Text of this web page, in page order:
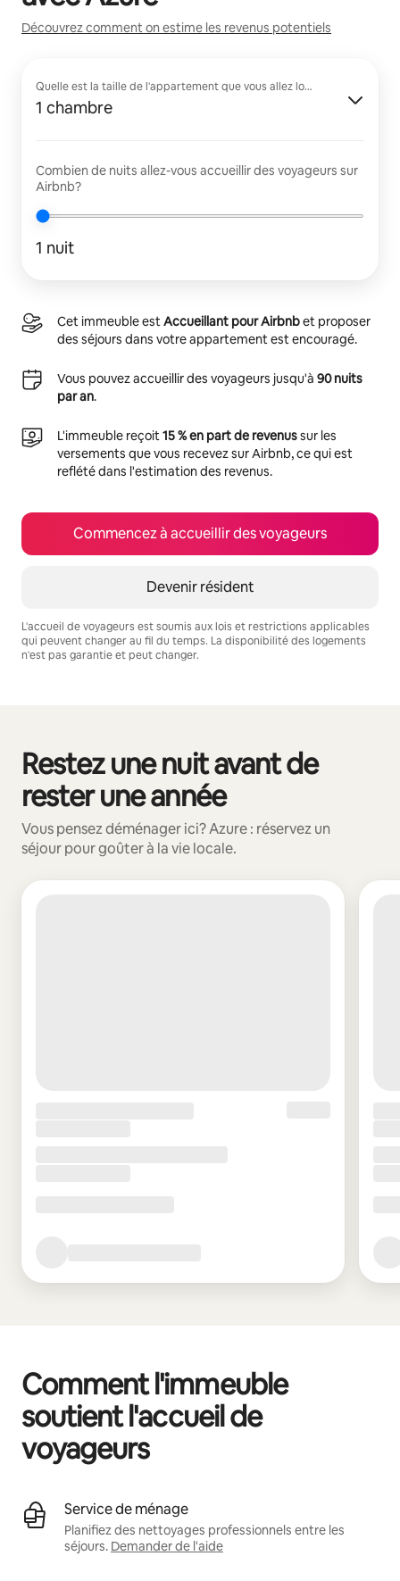
Découvrez comment on estime les revenus potentiels
Quelle est la taille de l'appartement que vous allez louer?
1 chambre
Combien de nuits allez-vous accueillir des voyageurs sur
Airbnb?
1 nuit
Cet immeuble estAccueillant pour Airbnbet proposer
des séjours dans votre appartement est encouragé.
Vous pouvez accueillir des voyageurs jusqu'à 90 nuits
par an.
L'immeuble reçoit15 % en part de revenussur les
versements que vous recevez sur Airbnb, ce qui est
reflété dans l'estimation des revenus.
Commencez à accueillir des voyageurs
Devenir résident
L'accueil de voyageurs est soumis aux lois et restrictions applicables
qui peuvent changer au fil du temps. La disponibilité des logements
n'est pas garantie et peut changer.
Restez une nuit avant de
rester une année
Vous pensez déménager ici? Azure : réservez un
séjour pour goûter à la vie locale.
0 article sur 0 est affiché.
Comment l'immeuble
soutient l'accueil de
voyageurs
Service de ménage
Planifiez des nettoyages professionnels entre les
séjours. Demander de l'aide